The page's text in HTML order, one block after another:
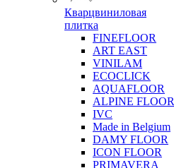
Кварцвиниловая
плитка
FINEFLOOR
ART EAST
VINILAM
ECOCLICK
AQUAFLOOR
ALPINE FLOOR
IVC
Made in Belgium
DAMY FLOOR
ICON FLOOR
PRIMAVERA